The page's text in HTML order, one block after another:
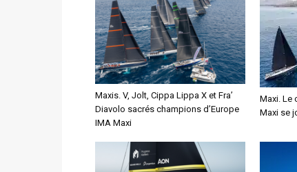
Maxis. V, Jolt, Cippa Lippa X et Fra’
Diavolo sacrés champions d’Europe
IMA Maxi
Maxi. Le
Maxi se